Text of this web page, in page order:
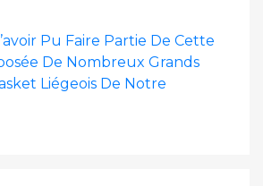
Pu Faire Partie De Cette
De Nombreux Grands
Liégeois De Notre